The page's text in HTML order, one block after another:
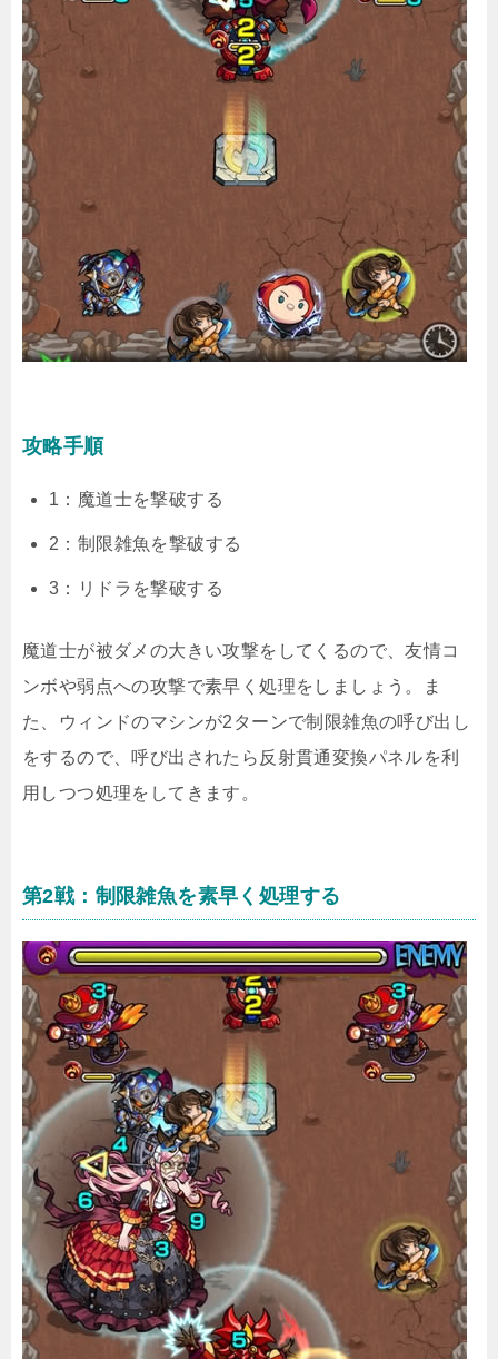
攻略手順
1：魔道士を撃破する
2：制限雑魚を撃破する
3：リドラを撃破する
魔道士が被ダメの大きい攻撃をしてくるので、友情コ
ンボや弱点への攻撃で素早く処理をしましょう。ま
た、ウィンドのマシンが2ターンで制限雑魚の呼び出し
をするので、呼び出されたら反射貫通変換パネルを利
用しつつ処理をしてきます。
第2戦：制限雑魚を素早く処理する